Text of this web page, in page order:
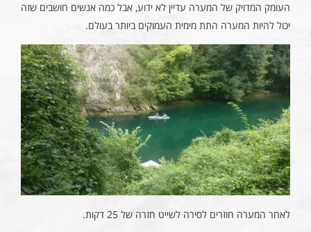
העומק המדויק של המערה עדיין לא ידוע, אבל כמה אנשים חושבים שזה
יכול להיות המערה התת מימית העמוקים ביותר בעולם.
לאחר המערה חוזרים לסירה לשייט חזרה של 25 דקות.